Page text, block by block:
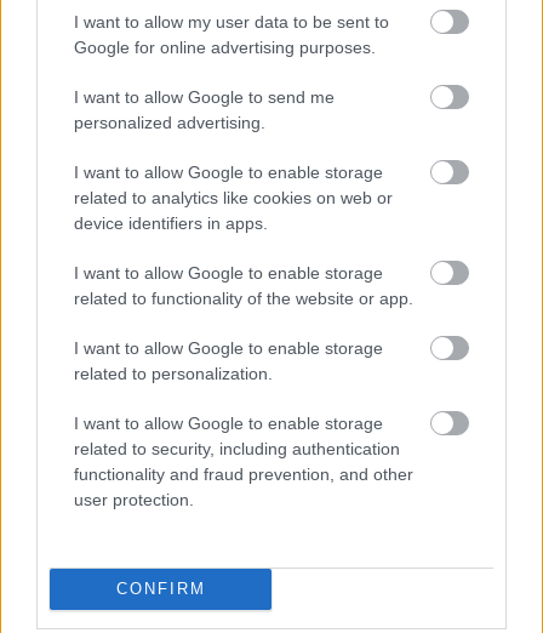
I want to allow my user data to be sent to
Google for online advertising purposes.
I want to allow Google to send me
personalized advertising.
I want to allow Google to enable storage
related to analytics like cookies on web or
device identifiers in apps.
I want to allow Google to enable storage
related to functionality of the website or app.
I want to allow Google to enable storage
related to personalization.
I want to allow Google to enable storage
related to security, including authentication
functionality and fraud prevention, and other
user protection.
CONFIRM
Kiadtuk egy éve, és most úgy éreztük, hogy ki kell
adni megint, hogy az embereknek eszébe jussunk,
főleg hogy még mindig turnén vagyunk. Beleraktuk
az új single-t, ami egyébként csak szeptemberben
jön ki, a Trigger Happy Handst, van rajta tíz másik
dal is, újak és átdolgozottak, és egy póló, amit mi
terveztünk.
megéri még ilyen díszdobozokat csinálni? Mi jön
ezután?
Ezután a digitális jön, nem lesz már újabb fizikai
hordozó, az biztos. A CD szerintem lassabban fog
csak a saját eladási adatainkat nézzük. Sokkal több
ember előtt lépünk fel, mint eddig, ez kiválóan
látszik a jegyeladásokból, viszont sokkal kevesebb
lemezt adunk el, pedig logikusan ennek pont, hogy
vált az a nézőpont, hogy a zene ingyen jön az
Internetről, pedig nagyon nem így van, és tudják is
az emberek, hogy nem így van, hiszen a koncertre